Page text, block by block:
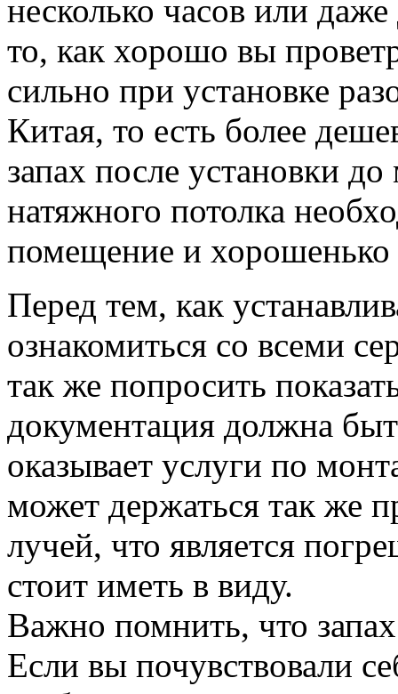
несколько часов или
то, как хорошо вы
сильно при установке
Китая, то есть более
запах после установки
натяжного потолка
помещение и хорошенько
Перед тем, как
ознакомиться со всеми
так же попросить
документация должна
оказывает услуги по
может держаться так же
лучей, что является
стоит иметь в виду.
Важно помнить, что
Если вы почувствовали